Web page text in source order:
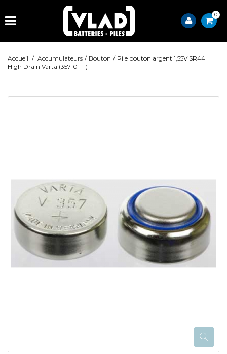
0
Accueil / Accumulateurs / Bouton / Pile bouton argent 1,55V SR44
High Drain Varta (357101111)